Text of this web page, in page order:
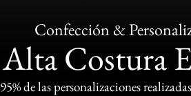
Confección &
Alta Costura
95% de las personalizaciones